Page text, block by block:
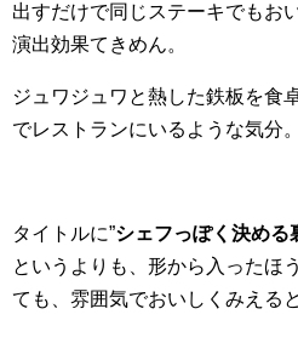
出すだけで同じステーキでもお
演出効果てきめん。
ジュワジュワと熱した鉄板を食
でレストランにいるような気分。
タイトルに”シェフっぽく決める
というよりも、形から入ったほ
ても、雰囲気でおいしくみえる